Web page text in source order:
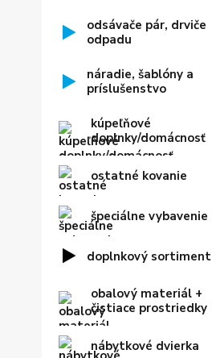
odsávače pár, drviče
odpadu
náradie, šablóny a
príslušenstvo
kúpeľňové
doplnky/domácnosť
ostatné kovanie
špeciálne vybavenie
doplnkový sortiment
obalový materiál +
čistiace prostriedky
nábytkové dvierka